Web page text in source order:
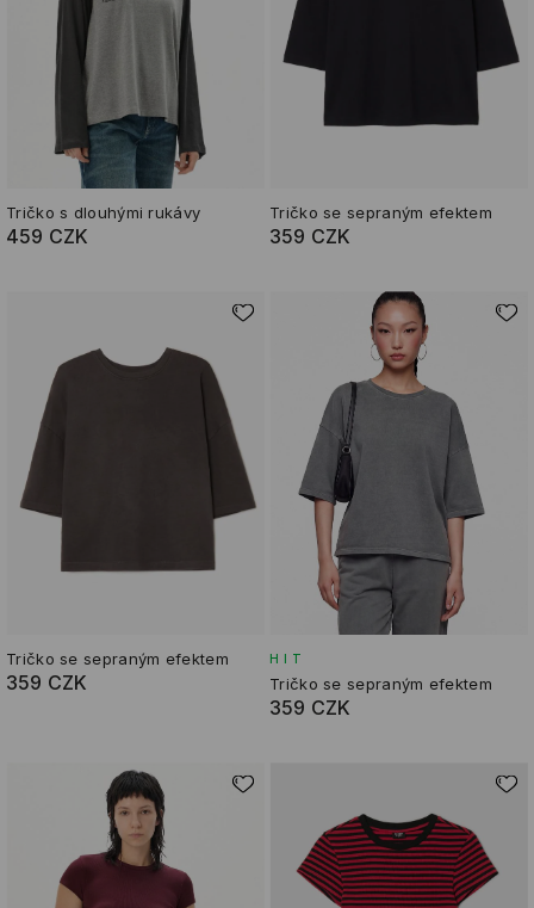
Tričko s dlouhými rukávy
459 CZK
Tričko se sepraným efektem
359 CZK
Tričko se sepraným efektem
359 CZK
HIT
Tričko se sepraným efektem
359 CZK